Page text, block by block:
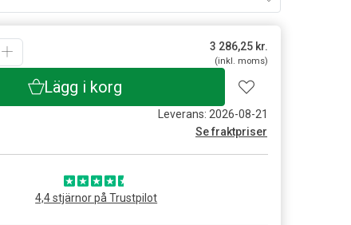
3 286,25kr.
(inkl. moms)
Lägg i korg
Leverans: 2026-08-21
Se fraktpriser
4,4 stjärnor på Trustpilot